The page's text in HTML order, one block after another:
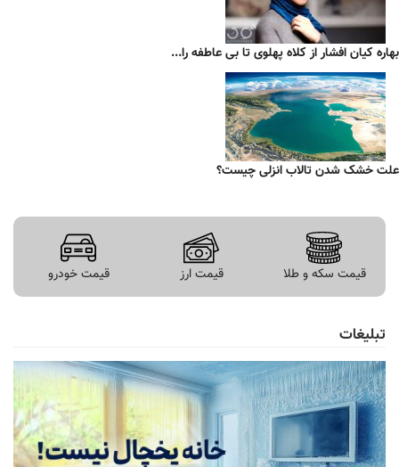
بهاره کیان افشار از کلاه پهلوی تا بی عاطفه را...
علت خشک شدن تالاب انزلی چیست؟
قیمت سکه و طلا قیمت ارز قیمت خودرو
تبلیغات